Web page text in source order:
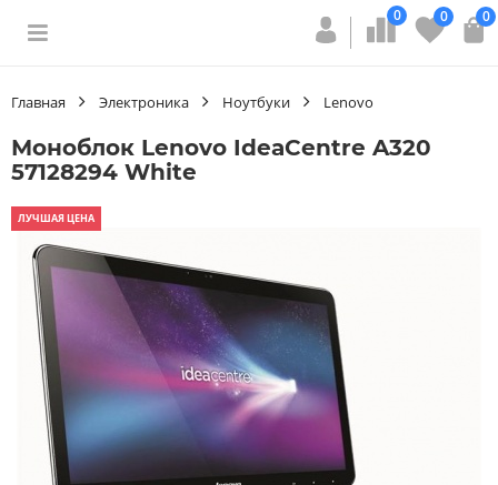
0 0 0
Главная Электроника Ноутбуки Lenovo
Моноблок Lenovo IdeaCentre A320
57128294 White
ЛУЧШАЯ ЦЕНА